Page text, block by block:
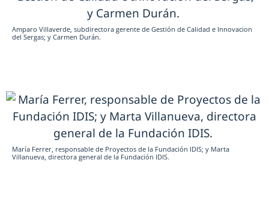
Amparo Villaverde, subdirectora gerente de Gestión de Calidad e Innovacion
del Sergas; y Carmen Durán.
María Ferrer, responsable de Proyectos de la Fundación IDIS; y Marta
Villanueva, directora general de la Fundación IDIS.